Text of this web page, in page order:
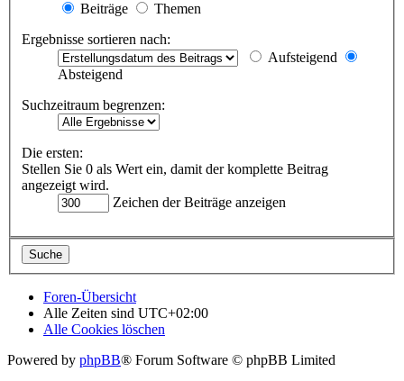
Beiträge
Themen
Ergebnisse sortieren nach:
Aufsteigend
Absteigend
Suchzeitraum begrenzen:
Die ersten:
Stellen Sie 0 als Wert ein, damit der komplette Beitrag
angezeigt wird.
Zeichen der Beiträge anzeigen
Foren-Übersicht
Alle Zeiten sind UTC+02:00
Alle Cookies löschen
Powered by phpBB® Forum Software © phpBB Limited